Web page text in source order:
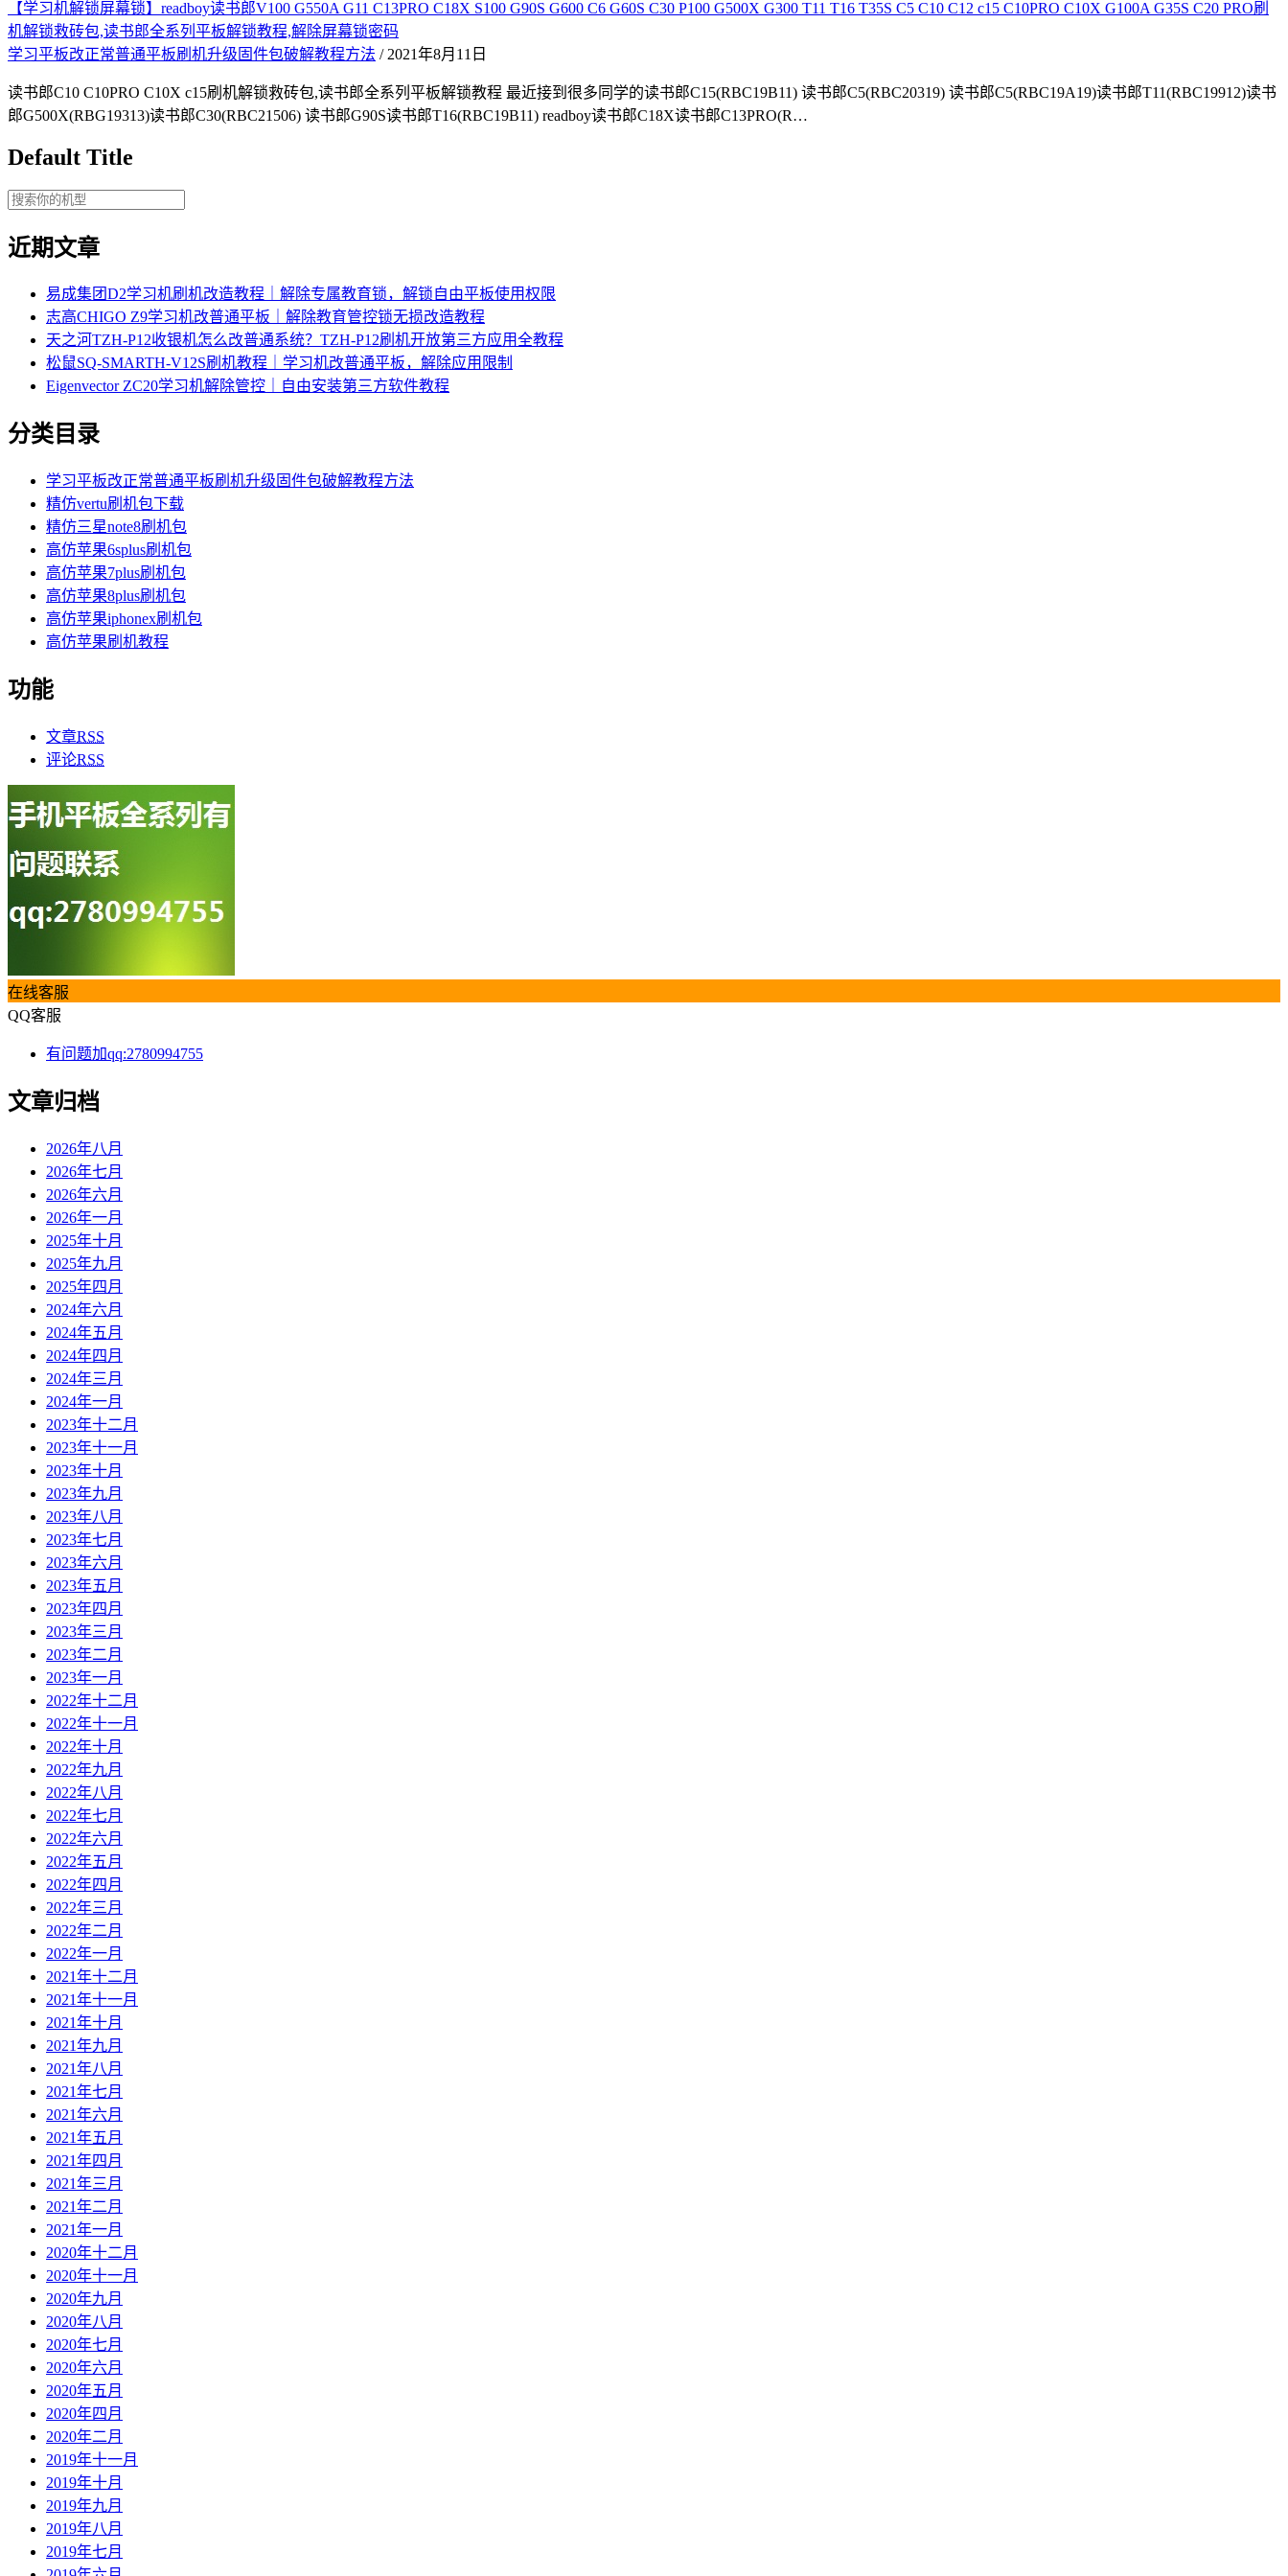
【学习机解锁屏幕锁】readboy读书郎V100 G550A G11 C13PRO C18X S100 G90S G600 C6 G60S C30 P100 G500X G300 T11 T16 T35S C5 C10 C12 c15 C10PRO C10X G100A G35S C20 PRO刷
机解锁救砖包,读书郎全系列平板解锁教程,解除屏幕锁密码
学习平板改正常普通平板刷机升级固件包破解教程方法 / 2021年8月11日
读书郎C10 C10PRO C10X c15刷机解锁救砖包,读书郎全系列平板解锁教程 最近接到很多同学的读书郎C15(RBC19B11) 读书郎C5(RBC20319) 读书郎C5(RBC19A19)读书郎T11(RBC19912)读书
郎G500X(RBG19313)读书郎C30(RBC21506) 读书郎G90S读书郎T16(RBC19B11) readboy读书郎C18X读书郎C13PRO(R…
Default Title
近期文章
易成集团D2学习机刷机改造教程｜解除专属教育锁，解锁自由平板使用权限
志高CHIGO Z9学习机改普通平板｜解除教育管控锁无损改造教程
天之河TZH-P12收银机怎么改普通系统？TZH-P12刷机开放第三方应用全教程
松鼠SQ-SMARTH-V12S刷机教程｜学习机改普通平板，解除应用限制
Eigenvector ZC20学习机解除管控｜自由安装第三方软件教程
分类目录
学习平板改正常普通平板刷机升级固件包破解教程方法
精仿vertu刷机包下载
精仿三星note8刷机包
高仿苹果6splus刷机包
高仿苹果7plus刷机包
高仿苹果8plus刷机包
高仿苹果iphonex刷机包
高仿苹果刷机教程
功能
文章RSS
评论RSS
在线客服
QQ客服
有问题加qq:2780994755
文章归档
2026年八月
2026年七月
2026年六月
2026年一月
2025年十月
2025年九月
2025年四月
2024年六月
2024年五月
2024年四月
2024年三月
2024年一月
2023年十二月
2023年十一月
2023年十月
2023年九月
2023年八月
2023年七月
2023年六月
2023年五月
2023年四月
2023年三月
2023年二月
2023年一月
2022年十二月
2022年十一月
2022年十月
2022年九月
2022年八月
2022年七月
2022年六月
2022年五月
2022年四月
2022年三月
2022年二月
2022年一月
2021年十二月
2021年十一月
2021年十月
2021年九月
2021年八月
2021年七月
2021年六月
2021年五月
2021年四月
2021年三月
2021年二月
2021年一月
2020年十二月
2020年十一月
2020年九月
2020年八月
2020年七月
2020年六月
2020年五月
2020年四月
2020年二月
2019年十一月
2019年十月
2019年九月
2019年八月
2019年七月